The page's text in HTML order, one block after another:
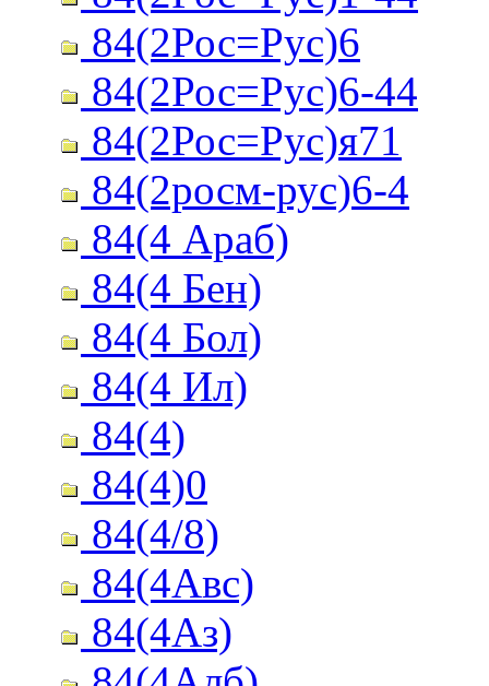
84(2Рос=Рус)6
84(2Рос=Рус)6-44
84(2Рос=Рус)я71
84(2росм-рус)6-4
84(4 Араб)
84(4 Бен)
84(4 Бол)
84(4 Ил)
84(4)
84(4)0
84(4/8)
84(4Авс)
84(4Аз)